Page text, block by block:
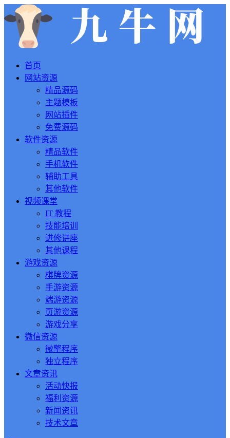
首页
网站资源
精品源码
主题模板
网站插件
免费源码
软件资源
精品软件
手机软件
辅助工具
其他软件
视频课堂
IT 教程
技能培训
进修讲座
其他课程
游戏资源
棋牌资源
手游资源
端游资源
页游资源
游戏分享
微信资源
微擎程序
独立程序
文章资讯
活动快报
福利资源
新闻资讯
技术文章